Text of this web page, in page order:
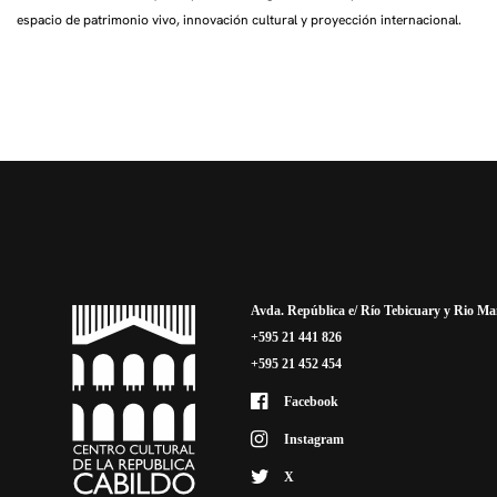
espacio de patrimonio vivo, innovación cultural y proyección internacional.
Avda. República e/ Río Tebicuary y Rio
+595 21 441 826
+595 21 452 454
Facebook
Instagram
X